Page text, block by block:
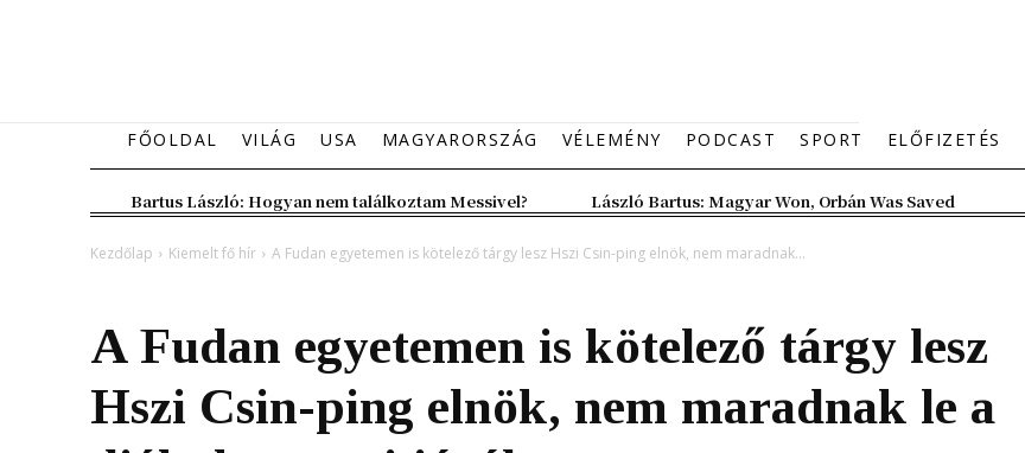
FŐOLDAL VILÁG USA MAGYARORSZÁG VÉLEMÉNY PODCAST SPORT ELŐFIZETÉS
Bartus László: Hogyan nem találkoztam Messivel? László Bartus: Magyar Won, Orbán Was Saved
Kezdőlap Kiemelt fő hír A Fudan egyetemen is kötelező tárgy lesz Hszi Csin-ping elnök, nem maradnak...
A Fudan egyetemen is kötelező tárgy lesz
Hszi Csin-ping elnök, nem maradnak le a